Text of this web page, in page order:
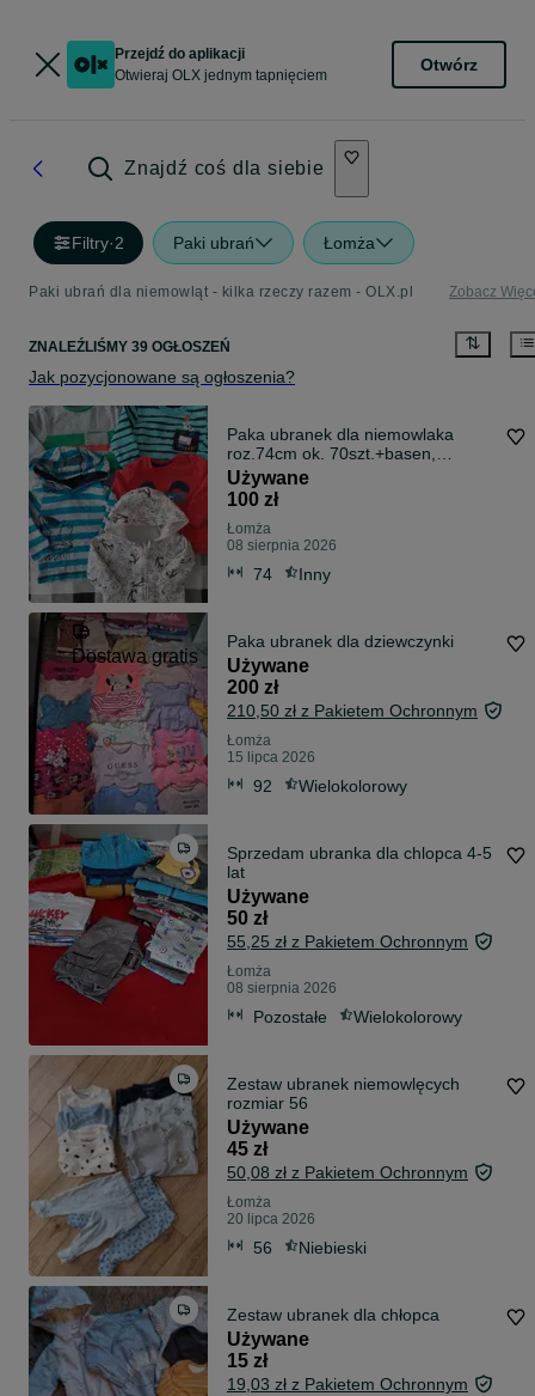
Przejdź do aplikacji
Otwieraj OLX jednym tapnięciem
Otwórz
Znajdź coś dla siebie
Filtry·2 Paki ubrań Łomża
Paki ubrań dla niemowląt - kilka rzeczy razem - OLX.pl Zobacz
ZNALEŹLIŚMY 39 OGŁOSZEŃ
Jak pozycjonowane są ogłoszenia?
Paka ubranek dla niemowlaka
roz.74cm ok. 70szt.+basen,
kombinezon i kurtki
Używane
100 zł
Łomża
08 sierpnia 2026
74 Inny
Dostawa gratis
Paka ubranek dla dziewczynki
Używane
200 zł
210,50 zł z Pakietem Ochronnym
Łomża
15 lipca 2026
92 Wielokolorowy
Sprzedam ubranka dla chlopca 4-5
lat
Używane
50 zł
55,25 zł z Pakietem Ochronnym
Łomża
08 sierpnia 2026
Pozostałe Wielokolorowy
Zestaw ubranek niemowlęcych
rozmiar 56
Używane
45 zł
50,08 zł z Pakietem Ochronnym
Łomża
20 lipca 2026
56 Niebieski
Zestaw ubranek dla chłopca
Używane
15 zł
19,03 zł z Pakietem Ochronnym